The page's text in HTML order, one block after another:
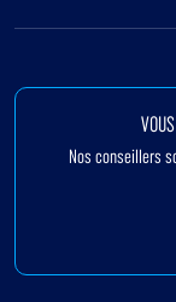
Nos conseillers